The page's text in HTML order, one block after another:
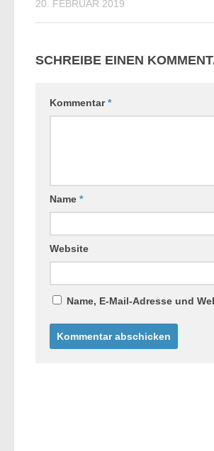
20. FEBRUAR 2019
SCHREIBE EINEN
Kommentar*
Name *
Website
Name, E-Mail-Adresse und